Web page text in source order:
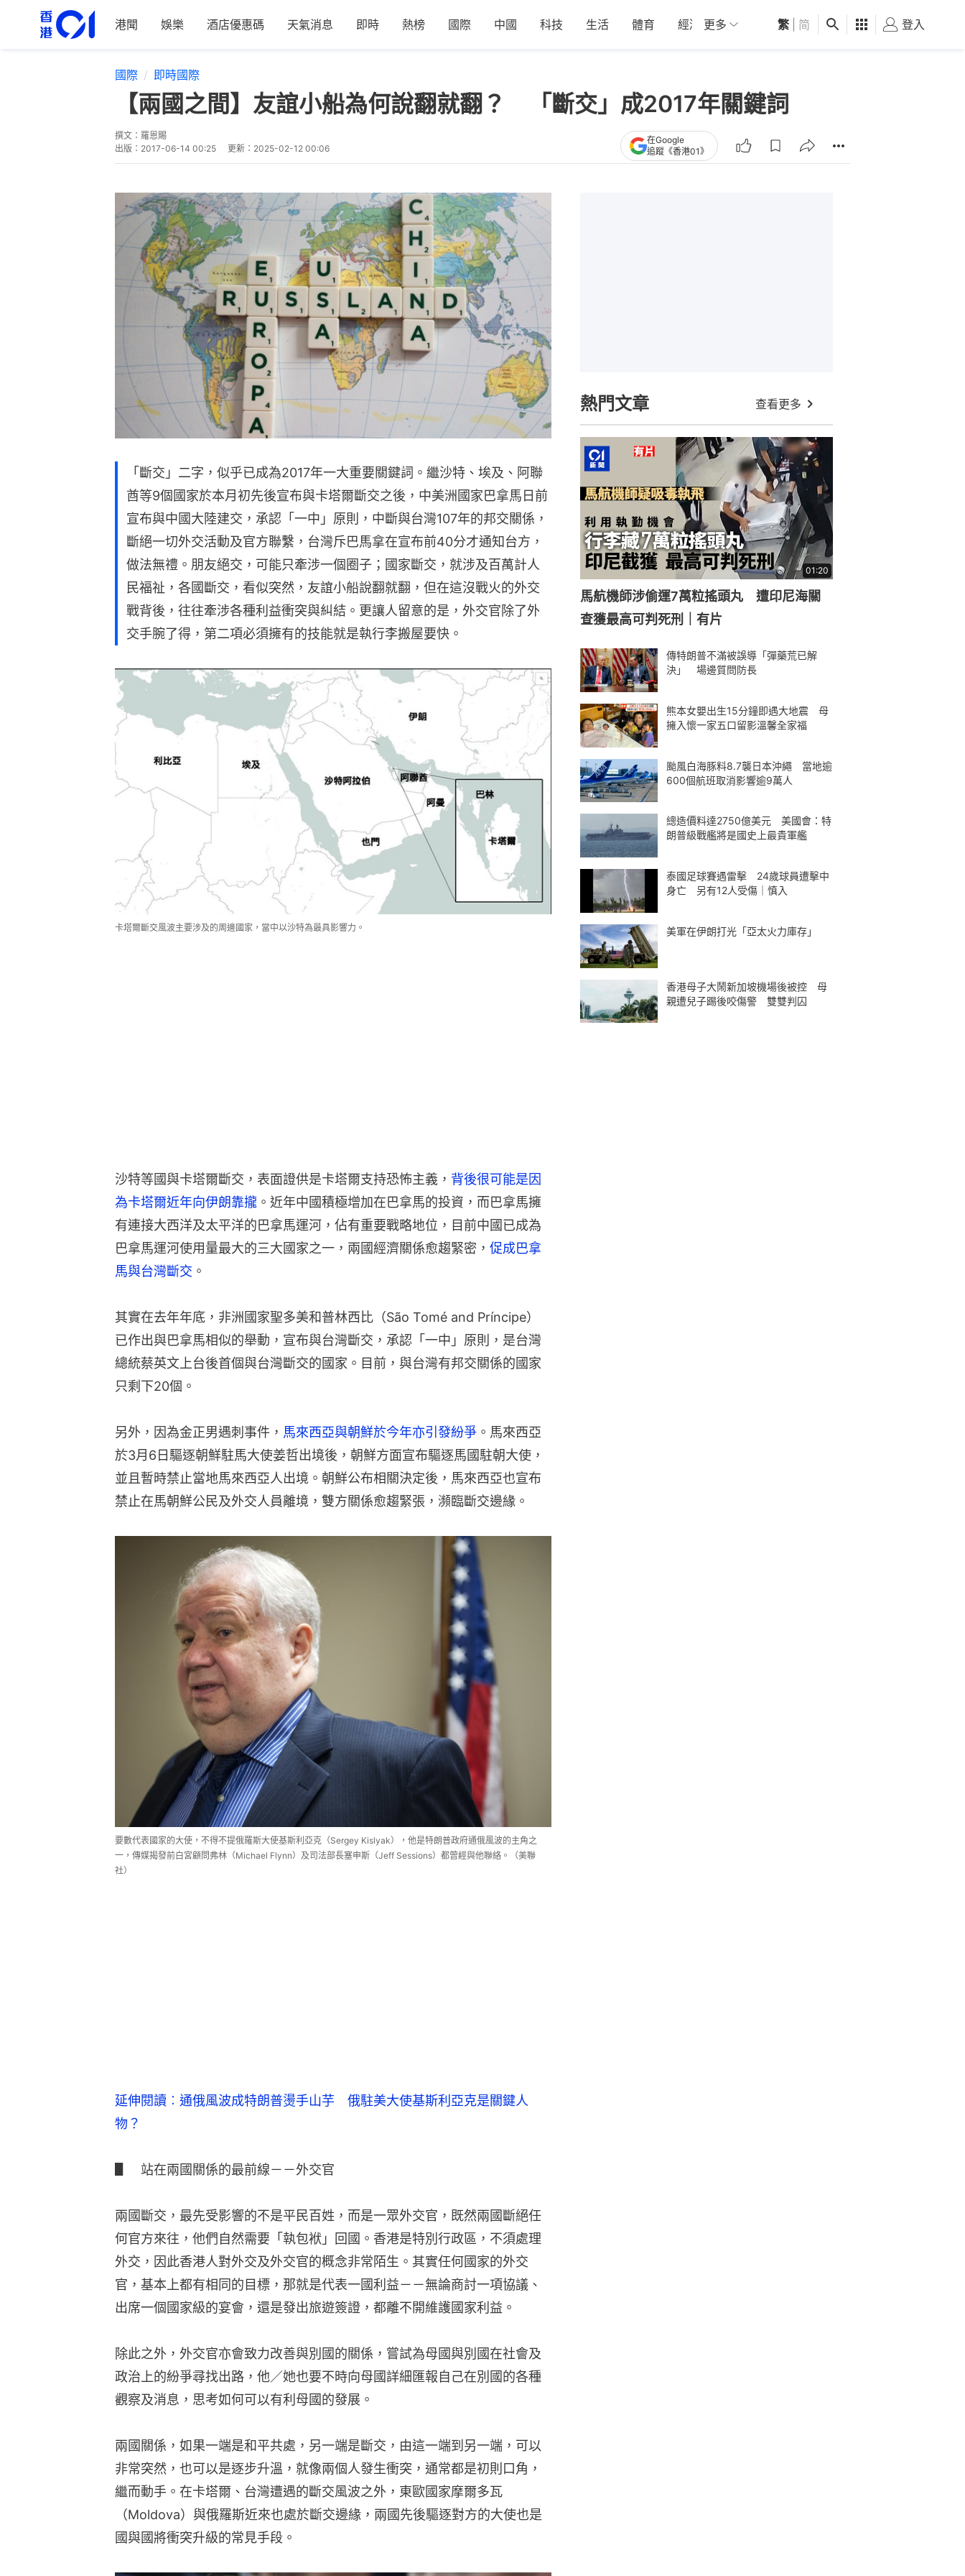
港聞 娛樂 酒店優惠碼 天氣消息 即時 熱榜 國際 中國 科技 生活 體育 經濟 01深圳 觀點 健康 好食玩飛
更多 繁 简 登入
國際 即時國際
【兩國之間】友誼小船為何說翻就翻？ 「斷交」成2017年關鍵詞
撰文： 羅恩賜
出版： 2017-06-14 00:25 更新： 2025-02-12 00:06
在Google
追蹤《香港01》
「斷交」二字，似乎已成為2017年一大重要關鍵詞。繼沙特、埃及、阿聯
酋等9個國家於本月初先後宣布與卡塔爾斷交之後，中美洲國家巴拿馬日前
宣布與中國大陸建交，承認「一中」原則，中斷與台灣107年的邦交關係，
斷絕一切外交活動及官方聯繫，台灣斥巴馬拿在宣布前40分才通知台方，
做法無禮。朋友絕交，可能只牽涉一個圈子；國家斷交，就涉及百萬計人
民福祉，各國斷交，看似突然，友誼小船說翻就翻，但在這沒戰火的外交
戰背後，往往牽涉各種利益衝突與糾結。更讓人留意的是，外交官除了外
交手腕了得，第二項必須擁有的技能就是執行李搬屋要快。
卡塔爾斷交風波主要涉及的周邊國家，當中以沙特為最具影響力。
沙特等國與卡塔爾斷交，表面證供是卡塔爾支持恐怖主義， 背後很可能是因
為卡塔爾近年向伊朗靠攏 。近年中國積極增加在巴拿馬的投資，而巴拿馬擁
有連接大西洋及太平洋的巴拿馬運河，佔有重要戰略地位，目前中國已成為
巴拿馬運河使用量最大的三大國家之一，兩國經濟關係愈趨緊密， 促成巴拿
馬與台灣斷交 。
其實在去年年底，非洲國家聖多美和普林西比（São Tomé and Príncipe）
已作出與巴拿馬相似的舉動，宣布與台灣斷交，承認「一中」原則，是台灣
總統蔡英文上台後首個與台灣斷交的國家。目前，與台灣有邦交關係的國家
只剩下20個。
另外，因為金正男遇刺事件， 馬來西亞與朝鮮於今年亦引發紛爭 。馬來西亞
於3月6日驅逐朝鮮駐馬大使姜哲出境後，朝鮮方面宣布驅逐馬國駐朝大使，
並且暫時禁止當地馬來西亞人出境。朝鮮公布相關決定後，馬來西亞也宣布
禁止在馬朝鮮公民及外交人員離境，雙方關係愈趨緊張，瀕臨斷交邊緣。
要數代表國家的大使，不得不提俄羅斯大使基斯利亞克（Sergey Kislyak），他是特朗普政府通俄風波的主角之
一，傳媒揭發前白宮顧問弗林（Michael Flynn）及司法部長塞申斯（Jeff Sessions）都曾經與他聯絡。（美聯
社）
延伸閱讀︰通俄風波成特朗普燙手山芋　俄駐美大使基斯利亞克是關鍵人
物？
▋　站在兩國關係的最前線－－外交官
兩國斷交，最先受影響的不是平民百姓，而是一眾外交官，既然兩國斷絕任
何官方來往，他們自然需要「執包袱」回國。香港是特別行政區，不須處理
外交，因此香港人對外交及外交官的概念非常陌生。其實任何國家的外交
官，基本上都有相同的目標，那就是代表一國利益－－無論商討一項協議、
出席一個國家級的宴會，還是發出旅遊簽證，都離不開維護國家利益。
除此之外，外交官亦會致力改善與別國的關係，嘗試為母國與別國在社會及
政治上的紛爭尋找出路，他／她也要不時向母國詳細匯報自己在別國的各種
觀察及消息，思考如何可以有利母國的發展。
兩國關係，如果一端是和平共處，另一端是斷交，由這一端到另一端，可以
非常突然，也可以是逐步升溫，就像兩個人發生衝突，通常都是初則口角，
繼而動手。在卡塔爾、台灣遭遇的斷交風波之外，東歐國家摩爾多瓦
（Moldova）與俄羅斯近來也處於斷交邊緣，兩國先後驅逐對方的大使也是
國與國將衝突升級的常見手段。
熱門文章 查看更多
01:20
馬航機師涉偷運7萬粒搖頭丸 遭印尼海關
查獲最高可判死刑｜有片
傳特朗普不滿被誤導「彈藥荒已解
決」 場邊質問防長
熊本女嬰出生15分鐘即遇大地震 母
擁入懷一家五口留影溫馨全家福
颱風白海豚料8.7襲日本沖繩 當地逾
600個航班取消影響逾9萬人
總造價料達2750億美元 美國會：特
朗普級戰艦將是國史上最貴軍艦
泰國足球賽遇雷擊 24歲球員遭擊中
身亡 另有12人受傷｜慎入
美軍在伊朗打光「亞太火力庫存」
香港母子大鬧新加坡機場後被控 母
親遭兒子踢後咬傷警 雙雙判囚